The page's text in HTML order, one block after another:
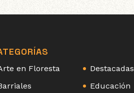
en Floresta
Destacadas
Educación